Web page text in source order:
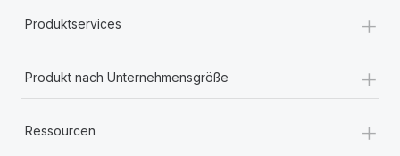
Produktservices +
Produkt nach Unternehmensgröße +
Ressourcen +